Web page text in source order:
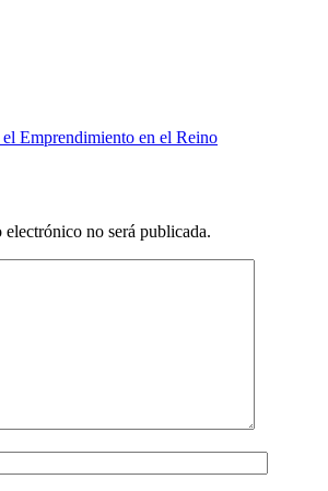
Emprendimiento en el Reino
no será publicada.